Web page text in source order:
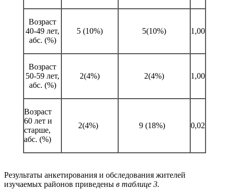
Возраст
40-49 лет,
абс. (%)
5 (10%) 5(10%) 1,00
Возраст
50-59 лет,
абс. (%)
2(4%) 2(4%) 1,00
Возраст
60 лет и
старше,
абс. (%)
2(4%) 9 (18%) 0,02
Результаты анкетирования и обследования жителей
изучаемых районов приведены в таблице 3.